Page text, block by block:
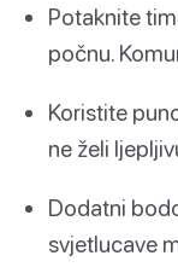
Potaknite
počnu.
Koristite
ne želi
Dodatni
svjetlucave